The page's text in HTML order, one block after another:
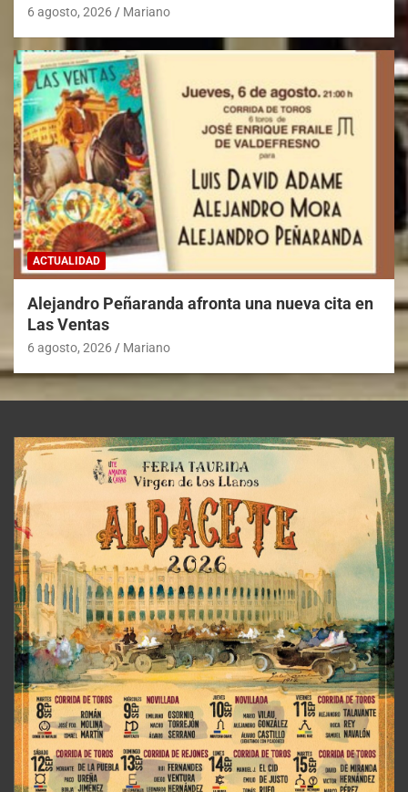
6 agosto, 2026 Mariano
ACTUALIDAD
Alejandro Peñaranda afronta una nueva cita en
Las Ventas
6 agosto, 2026 Mariano